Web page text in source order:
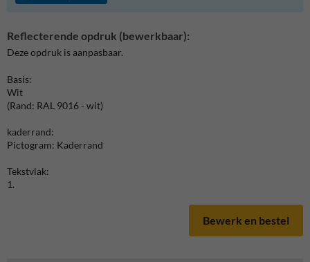
Reflecterende opdruk (bewerkbaar):
Deze opdruk is aanpasbaar.
Basis:
Wit
(Rand: RAL 9016 - wit)
kaderrand:
Pictogram: Kaderrand
Tekstvlak:
1.
Bewerk en bestel